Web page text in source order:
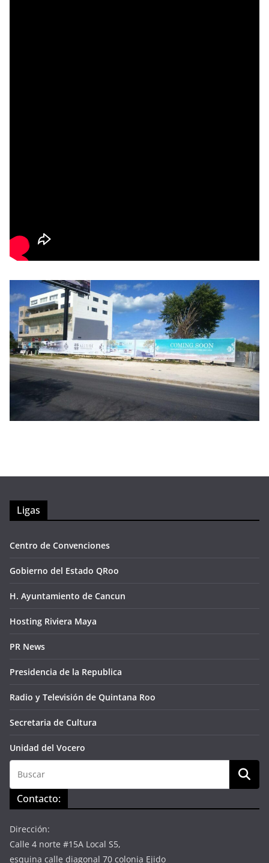
Ligas
Centro de Convenciones
Gobierno del Estado QRoo
H. Ayuntamiento de Cancun
Hosting Riviera Maya
PR News
Presidencia de la Republica
Radio y Televisión de Quintana Roo
Secretaria de Cultura
Unidad del Vocero
Contacto:
Dirección:
Calle 4 norte #15A Local S5,
esquina calle diagonal 70 colonia Ejido